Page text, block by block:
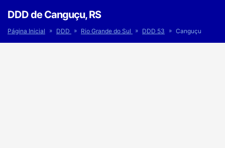
DDD de Canguçu, RS
Página Inicial » DDD » Rio Grande do Sul » DDD 53 » Canguçu